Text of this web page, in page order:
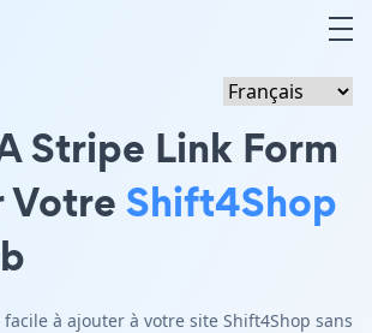
Stripe Link Form
VotreShift4Shop
à ajouter à votre site Shift4Shop sans